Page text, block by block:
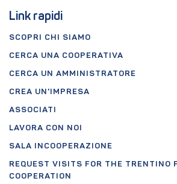
Link rapidi
SCOPRI CHI SIAMO
CERCA UNA COOPERATIVA
CERCA UN AMMINISTRATORE
CREA UN'IMPRESA
ASSOCIATI
LAVORA CON NOI
SALA INCOOPERAZIONE
REQUEST VISITS FOR THE TRENTINO
COOPERATION